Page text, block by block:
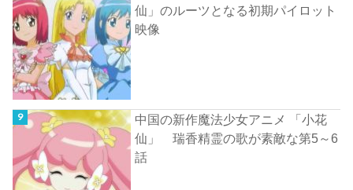
仙」のルーツとなる初期パイロット
映像
中国の新作魔法少女アニメ 「小花
仙」 瑞香精霊の歌が素敵な第5～6
話